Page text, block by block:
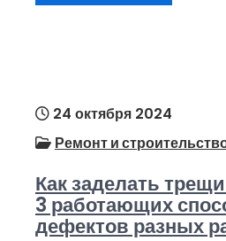
24 октября 2024
Ремонт и
Как заделать
3 работающих
дефектов разных